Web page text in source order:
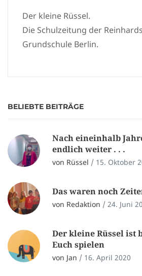
Der kleine Rüssel.
Die Schulzeitung der
Grundschule Berlin.
BELIEBTE BEITRÄGE
Nach eineinhalb
endlich weiter . . .
von Rüssel / 15. Oktober
Das waren noch
von Redaktion / 24. Juni
Der kleine Rüssel
Euch spielen
von Jan / 16. April 2020